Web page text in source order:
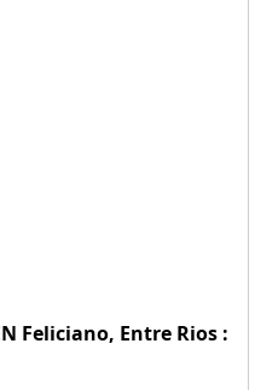
Feliciano, Entre Rios :